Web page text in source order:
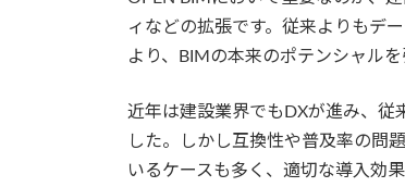
ィなどの拡張です。従来よりもデ
より、BIMの本来のポテンシャルを
近年は建設業界でもDXが進み、従
した。しかし互換性や普及率の問
いるケースも多く、適切な導入効